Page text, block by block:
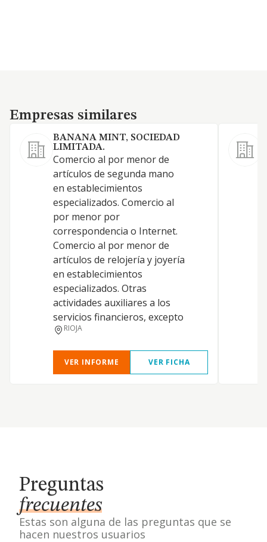
Empresas similares
Empresas similares
BANANA MINT, SOCIEDAD
LIMITADA.
Comercio al por menor de
artículos de segunda mano
en establecimientos
especializados. Comercio al
por menor por
correspondencia o Internet.
Comercio al por menor de
artículos de relojería y joyería
en establecimientos
especializados. Otras
actividades auxiliares a los
servicios financieros, excepto
RIOJA
VER INFORME VER FICHA
Preguntas
frecuentes
Estas son alguna de las preguntas que se
hacen nuestros usuarios